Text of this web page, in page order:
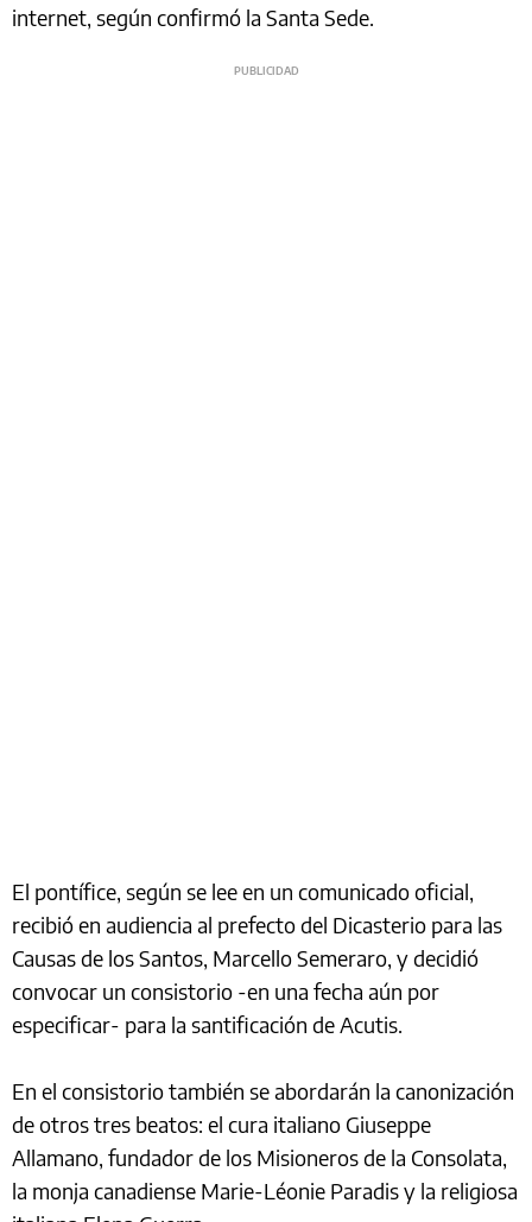
internet, según confirmó la Santa Sede.
El pontífice, según se lee en un comunicado oficial,
recibió en audiencia al prefecto del Dicasterio para las
Causas de los Santos, Marcello Semeraro, y decidió
convocar un consistorio -en una fecha aún por
especificar- para la santificación de Acutis.
En el consistorio también se abordarán la canonización
de otros tres beatos: el cura italiano Giuseppe
Allamano, fundador de los Misioneros de la Consolata,
la monja canadiense Marie-Léonie Paradis y la religiosa